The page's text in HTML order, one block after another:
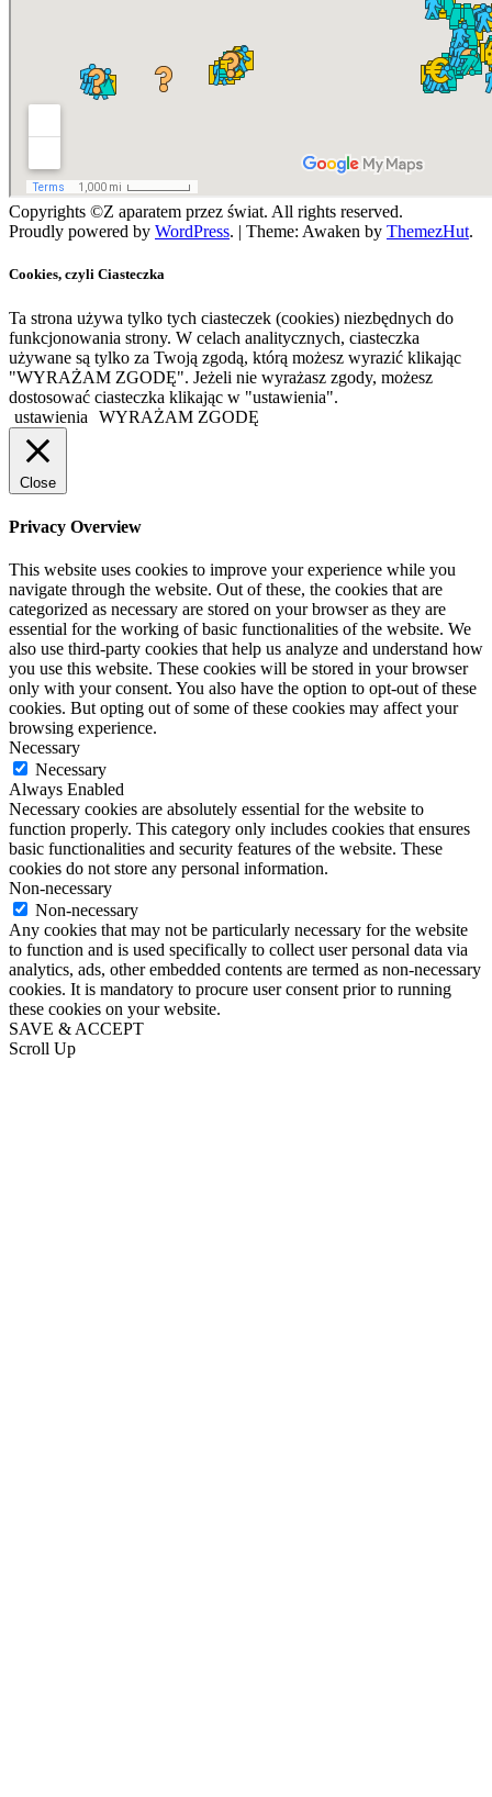
Copyrights ©Z aparatem przez świat. All rights reserved.
Proudly powered by WordPress. | Theme: Awaken by ThemezHut.
Cookies, czyli Ciasteczka
Ta strona używa tylko tych ciasteczek (cookies) niezbędnych do
funkcjonowania strony. W celach analitycznych, ciasteczka
używane są tylko za Twoją zgodą, którą możesz wyrazić klikając
"WYRAŻAM ZGODĘ". Jeżeli nie wyrażasz zgody, możesz
dostosować ciasteczka klikając w "ustawienia".
ustawienia
WYRAŻAM ZGODĘ
Close
Privacy Overview
This website uses cookies to improve your experience while you
navigate through the website. Out of these, the cookies that are
categorized as necessary are stored on your browser as they are
essential for the working of basic functionalities of the website. We
also use third-party cookies that help us analyze and understand how
you use this website. These cookies will be stored in your browser
only with your consent. You also have the option to opt-out of these
cookies. But opting out of some of these cookies may affect your
browsing experience.
Necessary
Necessary
Always Enabled
Necessary cookies are absolutely essential for the website to
function properly. This category only includes cookies that ensures
basic functionalities and security features of the website. These
cookies do not store any personal information.
Non-necessary
Non-necessary
Any cookies that may not be particularly necessary for the website
to function and is used specifically to collect user personal data via
analytics, ads, other embedded contents are termed as non-necessary
cookies. It is mandatory to procure user consent prior to running
these cookies on your website.
SAVE & ACCEPT
Scroll Up